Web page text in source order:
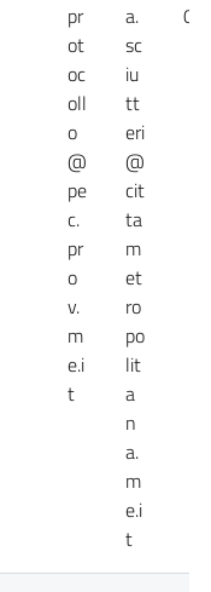
pr
ot
oc
oll
o
@
pe
c.
pr
o
v.
m
e.i
t
a.
sc
iu
tt
eri
@
cit
ta
m
et
ro
po
lit
a
n
a.
m
e.i
t